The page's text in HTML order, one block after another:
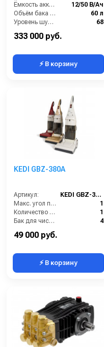
Ёмкость аккумуляторов (Ач):
12/50 В/Ач
Объём бака для грязной воды (л):
60 л
Уровень шума (дБ):
68
333 000 руб.
⚡ В корзину
KEDI GBZ-380A
Артикул:
KEDI GBZ-380A
Макс. угол подъема (%):
1
Количество щеток (шт):
1
Бак для чистой воды (л):
4
49 000 руб.
⚡ В корзину